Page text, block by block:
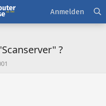
Anmelden
?